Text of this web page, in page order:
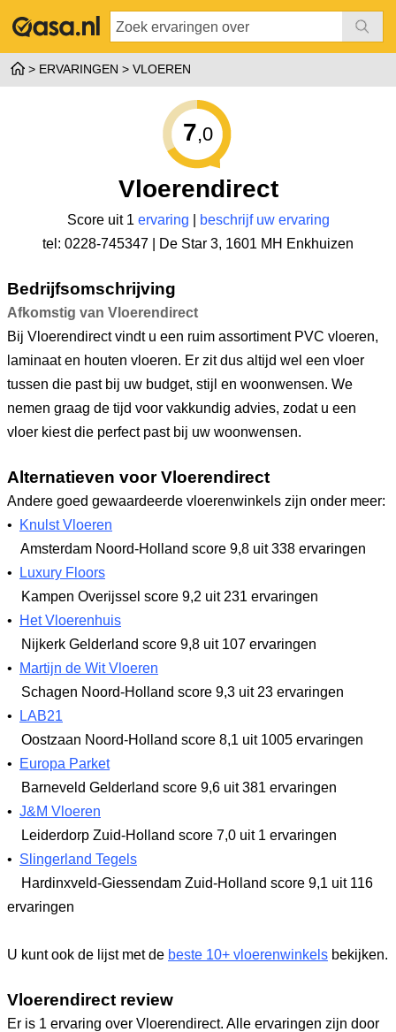
ERVARINGEN VLOEREN
7,0
Vloerendirect
Score uit 1 ervaring
beschrijf uw ervaring
tel: 0228-745347 |
De Star 3, 1601 MH Enkhuizen
Bedrijfsomschrijving
Afkomstig van Vloerendirect
Bij Vloerendirect vindt u een ruim assortiment PVC vloeren,
laminaat en houten vloeren. Er zit dus altijd wel een vloer
tussen die past bij uw budget, stijl en woonwensen. We
nemen graag de tijd voor vakkundig advies, zodat u een
vloer kiest die perfect past bij uw woonwensen.
Alternatieven voor Vloerendirect
Andere goed gewaardeerde vloerenwinkels zijn onder meer:
•
Knulst Vloeren
Amsterdam Noord-Holland score 9,8 uit 338 ervaringen
•
Luxury Floors
Kampen Overijssel score 9,2 uit 231 ervaringen
•
Het Vloerenhuis
Nijkerk Gelderland score 9,8 uit 107 ervaringen
•
Martijn de Wit Vloeren
Schagen Noord-Holland score 9,3 uit 23 ervaringen
•
LAB21
Oostzaan Noord-Holland score 8,1 uit 1005 ervaringen
•
Europa Parket
Barneveld Gelderland score 9,6 uit 381 ervaringen
• J&M Vloeren
Leiderdorp Zuid-Holland score 7,0 uit 1 ervaringen
• Slingerland Tegels
Hardinxveld-Giessendam Zuid-Holland score 9,1 uit 116
ervaringen
U kunt ook de lijst met de beste 10+ vloerenwinkels bekijken.
Vloerendirect review
Er is 1 ervaring over Vloerendirect. Alle ervaringen zijn door